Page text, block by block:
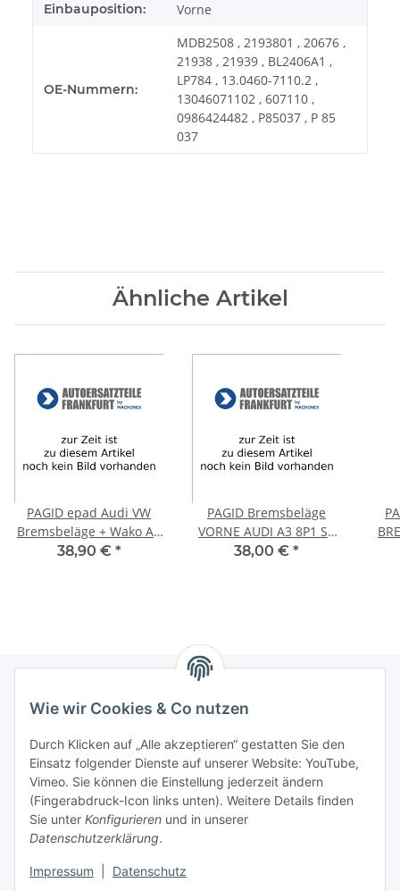
Einbauposition: Vorne
OE-Nummern:
MDB2508 , 2193801 , 20676 ,
21938 , 21939 , BL2406A1 ,
LP784 , 13.0460-7110.2 ,
13046071102 , 607110 ,
0986424482 , P85037 , P 85
037
Ähnliche Artikel
PAGID epad Audi VW
Bremsbeläge + Wako A1
A3 GOLF 5 6 7 PASSAT
38,90 € *
PAGID Bremsbeläge
VORNE AUDI A3 8P1 S3
quattro Sportback 8PA
38,00 € *
Bitte senden Sie mir entsprechend Ihrer
Datenschutzerklärungregelmäßig und jederzeit widerruflich
Informationen zu Ihrem Produktsortiment per E-Mail zu.
Wie wir Cookies & Co nutzen
Durch Klicken auf „Alle akzeptieren“ gestatten Sie den
Einsatz folgender Dienste auf unserer Website: YouTube,
Vimeo. Sie können die Einstellung jederzeit ändern
(Fingerabdruck-Icon links unten). Weitere Details finden
Sie unter Konfigurieren und in unserer
Datenschutzerklärung.
Impressum Datenschutz